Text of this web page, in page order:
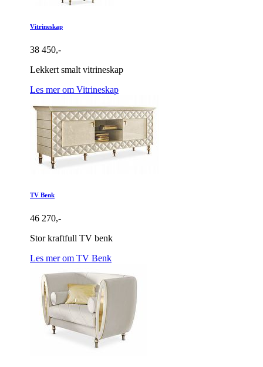
Vitrineskap
38 450,-
Lekkert smalt vitrineskap
Les mer om Vitrineskap
TV Benk
46 270,-
Stor kraftfull TV benk
Les mer om TV Benk